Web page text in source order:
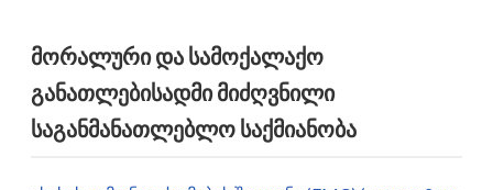
მორალური და სამოქალაქო
განათლებისადმი მიძღვნილი
საგანმანათლებლო საქმიანობა